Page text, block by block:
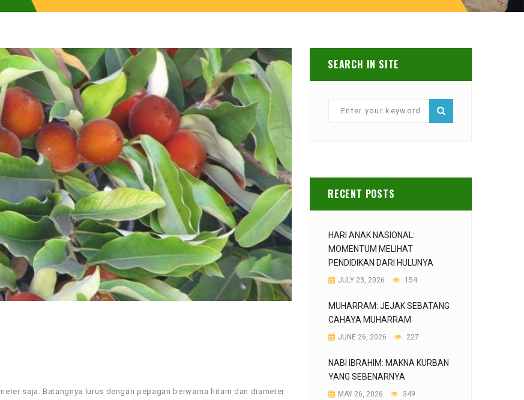
saja. Batangnya lurus dengan pepagan berwarna hitam dan diameter
SEARCH IN SITE
RECENT POSTS
HARI ANAK NASIONAL:
MOMENTUM MELIHAT
PENDIDIKAN DARI HULUNYA
JULY 23, 2026 154
MUHARRAM: JEJAK SEBATANG
CAHAYA MUHARRAM
JUNE 26, 2026 227
NABI IBRAHIM: MAKNA KURBAN
YANG SEBENARNYA
MAY 26, 2026 349